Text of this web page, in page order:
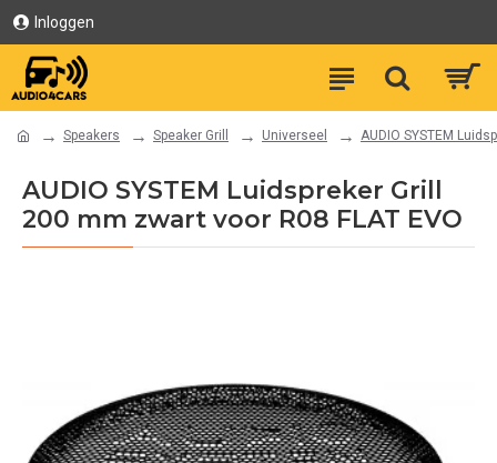
Inloggen
Speakers Speaker Grill Universeel AUDIO SYSTEM
AUDIO SYSTEM Luidspreker Grill
200 mm zwart voor R08 FLAT EVO